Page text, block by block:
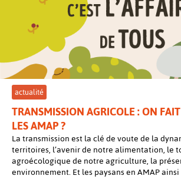
actualité
TRANSMISSION AGRICOLE : ON
LES AMAP ?
La transmission est la clé de voute de la
territoires, l’avenir de notre alimentation, le
agroécologique de notre agriculture, la
environnement. Et les paysans en AMAP